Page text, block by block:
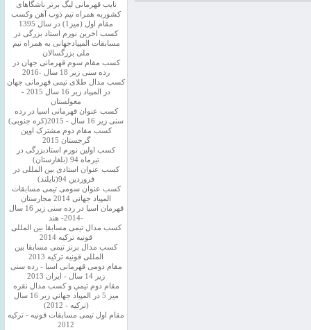
نایب قهرمانی لیگ برتر باشگاهای
کشوربه همراه تیم ذوب آهن وکسب
مقام اول (میز1) در سال 1395
کسب اخرین نورم استاد بزرگی در
مسابقات المپیادجهانی به همراه تیم
ملی بزرگسالان
کسب مقام سوم قهرمانی جهان در
رده سنی زیر 18 سال -2016
کسب مدال طلای تیمی قهرمانی جهان
در المپیاد زیر 16 سال 2015 -
مغولستان
کسب عنوان قهرمانی اسیا در رده
سنی زیر 16 سال - 2015(کره جنوبی)
کسب مقام دوم مشترک اوپن
گرجستان 2015
کسب اولین نورم استادبزرگی در
تیرماه 94 (بلغارستان)
کسب عنوان استادی بین المللی در
فروردین 94(تایلند)
کسب عنوان سومی تیمی مسابقات
المپیاد جهانی 2014 مجارستان
قهرمان اسیا در رده سنی زیر 16 سال
-2014- هند
کسب مدال تیمی مسابقا بین المللی
قونیه ترکیه 2014
کسب مدال برنز تیمی مسابقا بین
المللی قونیه ترکیه 2013
مقام دومی قهرمانی اسیا - رده سنی
زیر 14 سال - ایران 2013
مقام دوم تيمي و كسب مدال نقره
ميز 5 در المپياد جهاني زير 16 سال
(تركيه - 2012)
مقام اول تیمی مسابقات قونیه - ترکیه
2012